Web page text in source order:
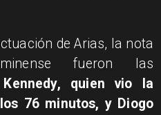
de Arias, la nota
fueron las
quien vio la
76 minutos, y Diogo